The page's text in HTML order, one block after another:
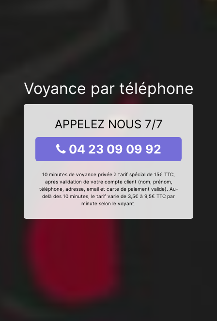
Voyance par téléphone
APPELEZ NOUS 7/7
04 23 09 09 92
10 minutes de voyance privée à tarif spécial de 15€ TTC,
après validation de votre compte client (nom, prénom,
téléphone, adresse, email et carte de paiement valide). Au-
delà des 10 minutes, le tarif varie de 3,5€ à 9,5€ TTC par
minute selon le voyant.